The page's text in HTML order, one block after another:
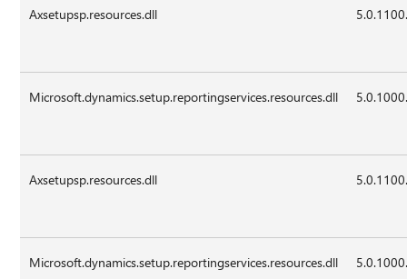
Axsetupsp.resources.dll
Microsoft.dynamics.setup.reportingservices.resources.dll
Axsetupsp.resources.dll
Microsoft.dynamics.setup.reportingservices.resources.dll